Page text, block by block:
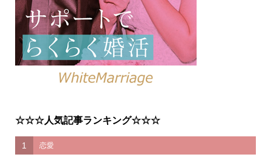
☆☆☆人気記事ランキング☆☆☆
1 恋愛